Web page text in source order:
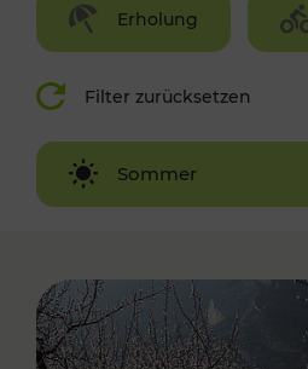
Erholung
Filter zurücksetzen
Sommer
Winter